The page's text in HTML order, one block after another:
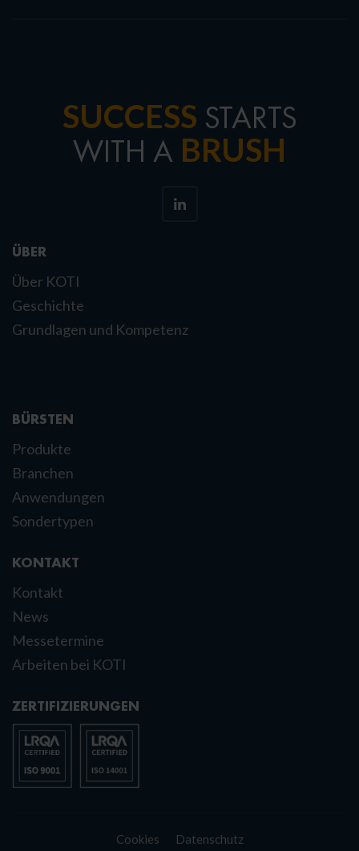
SUCCESS STARTS
WITH A BRUSH
ÜBER
Über KOTI
Geschichte
Grundlagen und Kompetenz
BÜRSTEN
Produkte
Branchen
Anwendungen
Sondertypen
KONTAKT
Kontakt
News
Messetermine
Arbeiten bei KOTI
ZERTIFIZIERUNGEN
Cookies Datenschutz